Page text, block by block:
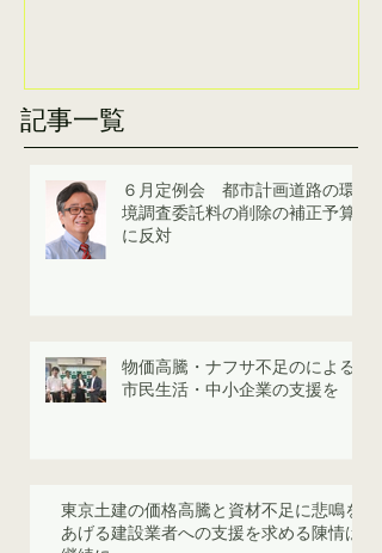
記事一覧
６月定例会 都市計画道路の環
境調査委託料の削除の補正予算
に反対
物価高騰・ナフサ不足のによる
市民生活・中小企業の支援を
東京土建の価格高騰と資材不足に悲鳴を
あげる建設業者への支援を求める陳情は